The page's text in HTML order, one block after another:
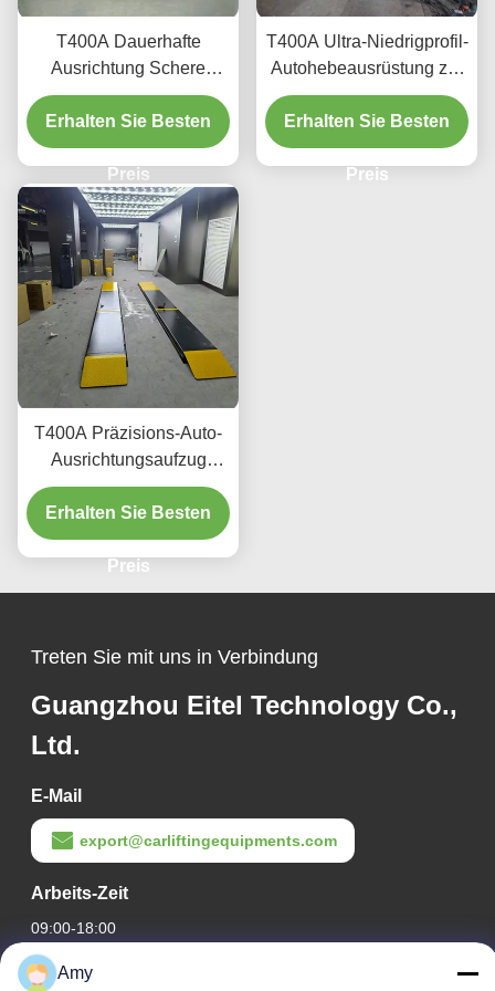
T400A Dauerhafte
Ausrichtung Schere
Heben 4000kg mit
glattem Heben
Erhalten Sie Besten
Preis
T400A Ultra-Niedrigprofil-
Autohebeausrüstung zur
Ausrichtung und Wartung
Erhalten Sie Besten
Preis
T400A Präzisions-Auto-
Ausrichtungsaufzug
380V/220V mit niedrigem
Profil
Erhalten Sie Besten
Preis
Treten Sie mit uns in Verbindung
Guangzhou Eitel Technology Co.,
Ltd.
E-Mail
export@carliftingequipments.com
Arbeits-Zeit
09:00-18:00
Unsere Adresse
Amy